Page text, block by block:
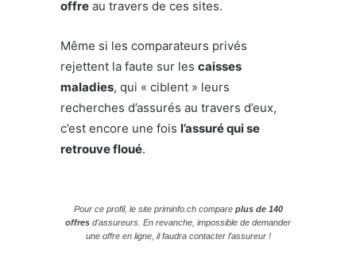
offre au travers de ces sites.
Même si les comparateurs privés
rejettent la faute sur les caisses
maladies, qui « ciblent » leurs
recherches d’assurés au travers d’eux,
c’est encore une fois l’assuré qui se
retrouve floué.
Pour ce profil, le site priminfo.ch compare plus de 140
offres d’assureurs. En revanche, impossible de demander
une offre en ligne, il faudra contacter l’assureur !